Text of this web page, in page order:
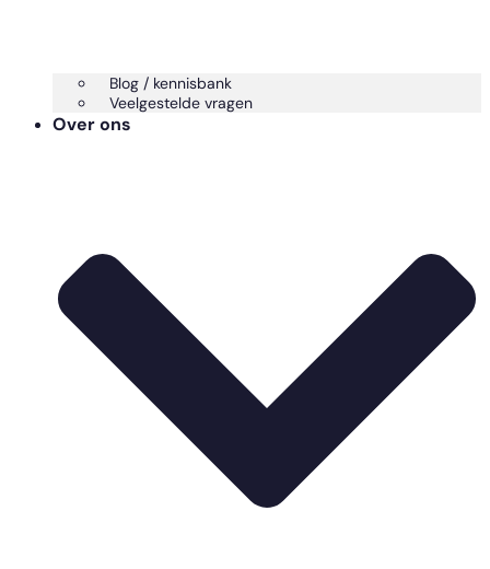
Blog / kennisbank
Veelgestelde vragen
Over ons